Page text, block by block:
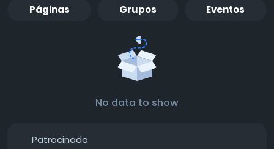
Páginas Grupos Eventos
No data to show
Patrocinado